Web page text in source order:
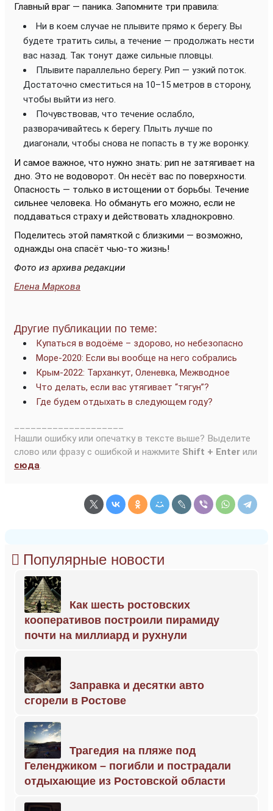
Главный враг — паника. Запомните три правила:
Ни в коем случае не плывите прямо к берегу. Вы
будете тратить силы, а течение — продолжать нести
вас назад. Так тонут даже сильные пловцы.
Плывите параллельно берегу. Рип — узкий поток.
Достаточно сместиться на 10–15 метров в сторону,
чтобы выйти из него.
Почувствовав, что течение ослабло,
разворачивайтесь к берегу. Плыть лучше по
диагонали, чтобы снова не попасть в ту же воронку.
И самое важное, что нужно знать: рип не затягивает на
дно. Это не водоворот. Он несёт вас по поверхности.
Опасность — только в истощении от борьбы. Течение
сильнее человека. Но обмануть его можно, если не
поддаваться страху и действовать хладнокровно.
Поделитесь этой памяткой с близкими — возможно,
однажды она спасёт чью-то жизнь!
Фото из архива редакции
Елена Маркова
Другие публикации по теме:
Купаться в водоёме – здорово, но небезопасно
Море-2020: Если вы вообще на него собрались
Крым-2022: Тарханкут, Оленевка, Межводное
Что делать, если вас утягивает “тягун”?
Где будем отдыхать в следующем году?
Нашли ошибку или опечатку в тексте выше? Выделите
слово или фразу с ошибкой и нажмите Shift + Enter или
сюда.
Популярные новости
Как шесть ростовских
кооперативов построили пирамиду
почти на миллиард и рухнули
Заправка и десятки авто
сгорели в Ростове
Трагедия на пляже под
Геленджиком – погибли и пострадали
отдыхающие из Ростовской области